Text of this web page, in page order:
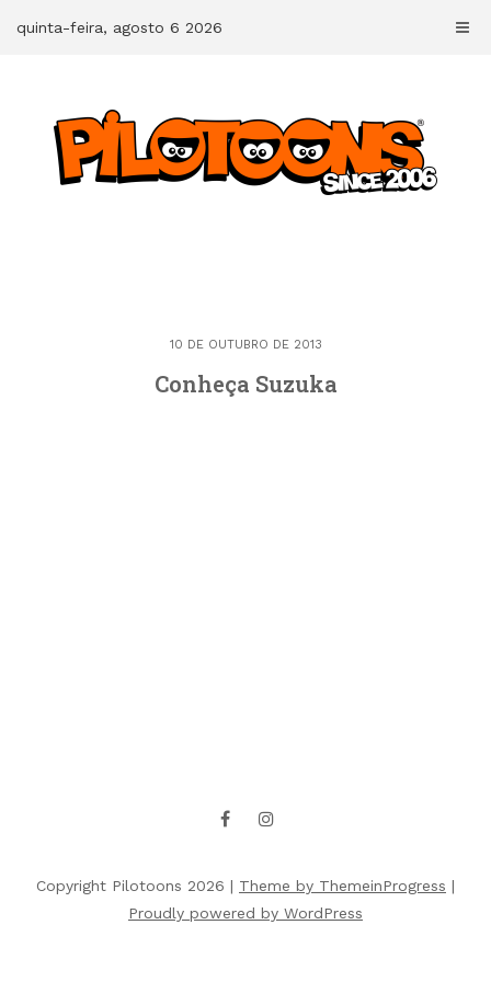
quinta-feira, agosto 6 2026
10 DE OUTUBRO DE 2013
Conheça Suzuka
Copyright Pilotoons 2026 | Theme by ThemeinProgress |
Proudly powered by WordPress